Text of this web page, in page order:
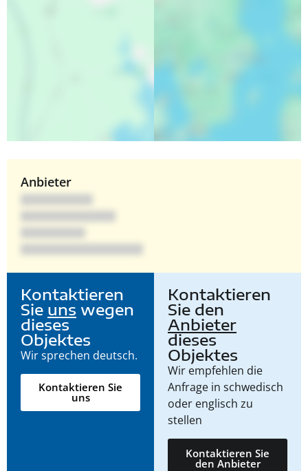
Anbieter
Kontaktieren
Sie uns wegen
dieses
Objektes
Wir sprechen deutsch.
Kontaktieren Sie
uns
Kontaktieren
Sie den
Anbieter
dieses
Objektes
Wir empfehlen die
Anfrage in schwedisch
oder englisch zu
stellen
Kontaktieren Sie
den Anbieter